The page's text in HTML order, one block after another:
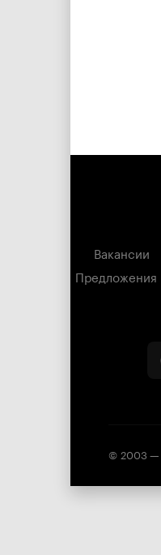
Вакансии
Предложения
© 2003 —